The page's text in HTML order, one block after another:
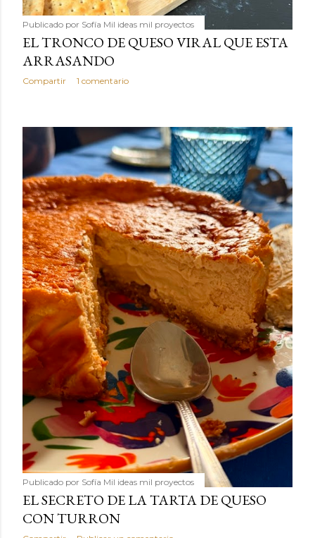
Publicado por Sofía Mil ideas mil proyectos
EL TRONCO DE QUESO VIRAL QUE ESTA
ARRASANDO
Compartir 1 comentario
Publicado por Sofía Mil ideas mil proyectos
EL SECRETO DE LA TARTA DE QUESO
CON TURRON